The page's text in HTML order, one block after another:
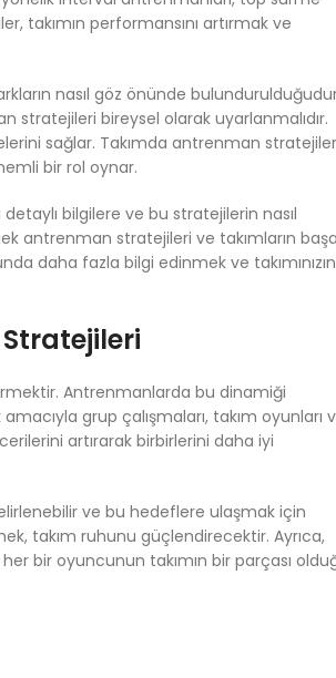
takımın performansını artırmak ve
nasıl göz önünde
stratejileri bireysel olarak uyarlanmalıdır.
sağlar. Takımda antrenman
bir rol oynar.
bilgilere ve bu stratejilerin nasıl
antrenman stratejileri ve takımların
daha fazla bilgi edinmek ve takımınızın
Antrenmanlarda bu dinamiği
grup çalışmaları, takım oyunları
artırarak birbirlerini daha iyi
ve bu hedeflere ulaşmak için
takım ruhunu güçlendirecektir. Ayrıca,
bir oyuncunun takımın bir parçası